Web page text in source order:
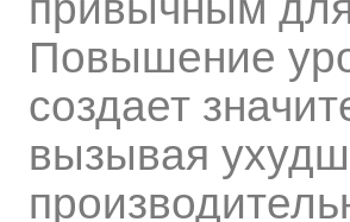
Повышение
создает
вызывая